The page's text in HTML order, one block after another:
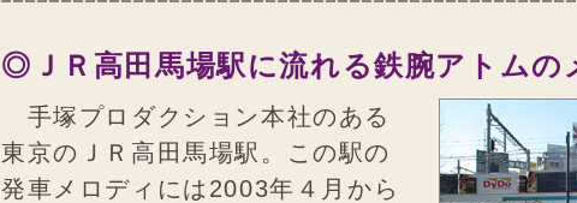
◎ＪＲ高田馬場駅に流れる鉄腕アトムの
手塚プロダクション本社のある
東京のＪＲ高田馬場駅。この駅の
発車メロディには2003年４月から